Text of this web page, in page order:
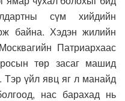
сүм хийдийн
байна. Хэдэн жилийн
Патриархаас
төр засаг машид
үйл явц яг л манайд
нас барахад нь